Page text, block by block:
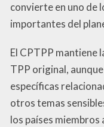
convierte en uno de
importantes del
El CPTPP mantiene
TPP original,
específicas
otros temas
los países